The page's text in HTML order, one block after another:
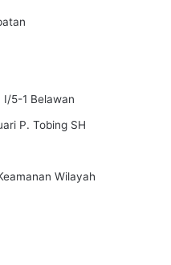
I/5-1 Belawan
P. Tobing SH
Wilayah